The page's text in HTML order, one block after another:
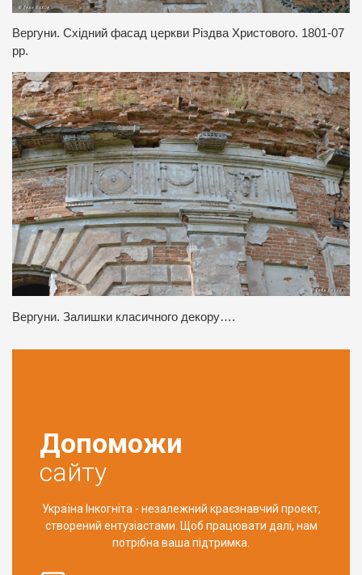
Вергуни. Східний фасад церкви Різдва Христового. 1801-07
рр.
Вергуни. Залишки класичного декору….
Допоможи
сайту
Україна Інкогніта - незалежний краєзнавчий проект,
створений ентузіастами. Щоб працювати далі, нам
потрібна ваша підтримка.